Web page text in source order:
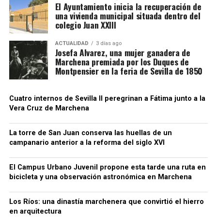
Luis Cristóbal no solo era un noble con influencia
política, sino también un gran mecenas.Su
La principal razón es económica. Los jornaleros
pueden concentrar en pocas semanas unos ingresos
superiores a los obtenidos en campañas
equivalentes en Andalucía. También encuentran
mayor control de las jornadas, pago regulado de las
horas extras y cuadrillas que regresan a las mismas
CCOO sostiene que estos desplazamientos
demuestran que no faltan trabajadores para el
campo, sino empleos con condiciones
suficientemente atractivas. El sindicato reclama al
empresariado andaluz que tome como referencia el
modelo laboral francés.
El Ayuntamiento inicia la recuperación de
una vivienda municipal situada dentro del
colegio Juan XXIII
ACTUALIDAD 3 días ago
Josefa Alvarez, una mujer ganadera de
Marchena premiada por los Duques de
Montpensier en la feria de Sevilla de 1850
Cuatro internos de Sevilla II peregrinan a Fátima junto a la
Vera Cruz de Marchena
La torre de San Juan conserva las huellas de un
campanario anterior a la reforma del siglo XVI
El Campus Urbano Juvenil propone esta tarde una ruta en
bicicleta y una observación astronómica en Marchena
Los Ríos: una dinastía marchenera que convirtió el hierro
en arquitectura